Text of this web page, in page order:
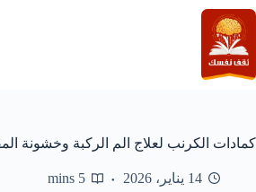
التجاوز
إلى
المحتوى
كمادات الكرنب لعلاج الم الركبة وخشونة
14 يناير، 2026 5 mins